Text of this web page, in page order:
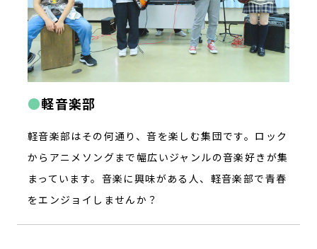
軽音楽部
軽音楽部はその何通り、音を楽しむ集団です。ロック
からアニメソングまで幅広いジャンルの音楽好きが集
まっています。音楽に興味がある人、軽音楽部で青春
をエンジョイしませんか？